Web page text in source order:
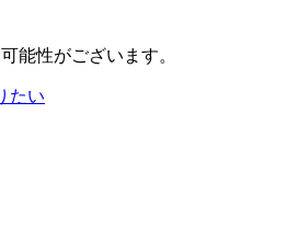
能性がございます。
たい